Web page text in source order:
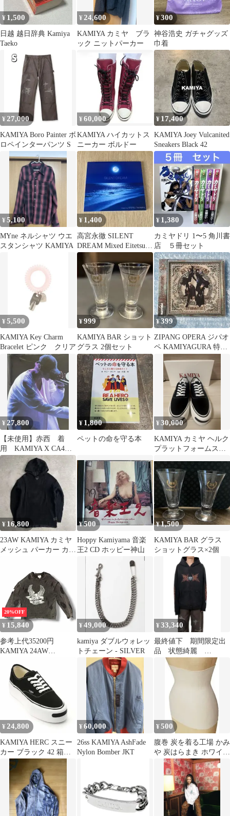
¥ 1,500
日越 越日辞典 Kamiya
Taeko
¥ 24,600
KAMIYA カミヤ ブラ
ック ニットパーカー
¥300
神谷浩史 ガチャグッズ
巾着
¥ 27,000
KAMIYA Boro Painter ボ
ロペインターパンツ S
¥ 60,000
KAMIYA ハイカットス
ニーカー ボルドー
¥ 17,400
KAMIYA Joey Vulcanited
Sneakers Black 42
¥5,100
MYne ネルシャツ ウエ
スタンシャツ KAMIYA
¥ 1,400
高宮永徹 SILENT
DREAM Mixed Eitetsu
Takamiya
¥ 1,380
カミヤドリ 1〜5 角川書
店 ５冊セット
¥5,500
KAMIYA Key Charm
Bracelet ピンク クリア
¥999
KAMIYA BAR ショット
グラス 2個セット
¥399
ZIPANG OPERA ジパオ
ペ KAMIYAGURA 特典
¥ 27,800
【未使用】赤西 着
用 KAMIYA X CA4LA
WAVE DENIM CAP
¥ 1,800
ペットの命を守る本
¥30,000
KAMIYA カミヤ ヘルク
プラットフォームスニ
¥ 16,800
23AW KAMIYA カミヤ
メッシュ パーカー カッ
¥500
Hoppy Kamiyama 音楽
王2 CD ホッピー神山
¥1,500
KAMIYA BAR グラス
ショットグラス×2個
20%OFF
¥ 15,840
参考上代35200円
KAMIYA 24AW
Sweater ブリーチプリン
トニット セーター カミ
ヤ G13PO053 ブラック
M （14689M）
¥49,000
kamiya ダブルウォレッ
トチェーン - SILVER
¥33,340
最終値下 期間限定出
品 状態綺麗
KAMIYA: Zip-up Hoodie
¥ 24,800
KAMIYA HERC スニー
カー ブラック 42 箱付
き 美品
¥60,000
26ss KAMIYA AshFade
Nylon Bomber JKT
¥500
腹巻 炭を着る工場 かみ
や 炭はらまき ホワイト
Lサイズ 日本製
KAMIYA MATERIAL 薄
手 ソフトタイプ 温活
冷え性 冷え対策 下着
インナー 暖かい 蒸れな
い 保温 柔らかい 伸縮